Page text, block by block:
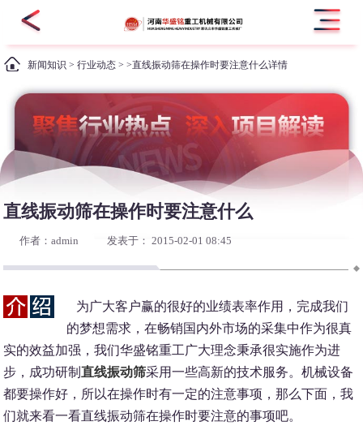
新闻知识 >行业动态 > >直线振动筛在操作时要注意什么详情
直线振动筛在操作时要注意什么
作者：admin 发表于： 2015-02-01 08:45
为广大客户赢的很好的业绩表率作用，完成我们
的梦想需求，在畅销国内外市场的采集中作为很真
实的效益加强，我们华盛铭重工广大理念秉承很实施作为进
步，成功研制直线振动筛采用一些高新的技术服务。机械设备
都要操作好，所以在操作时有一定的注意事项，那么下面，我
们就来看一看直线振动筛在操作时要注意的事项吧。